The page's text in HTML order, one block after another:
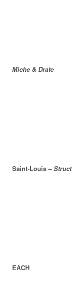
Miche & Drate
Saint-Louis –
EACH